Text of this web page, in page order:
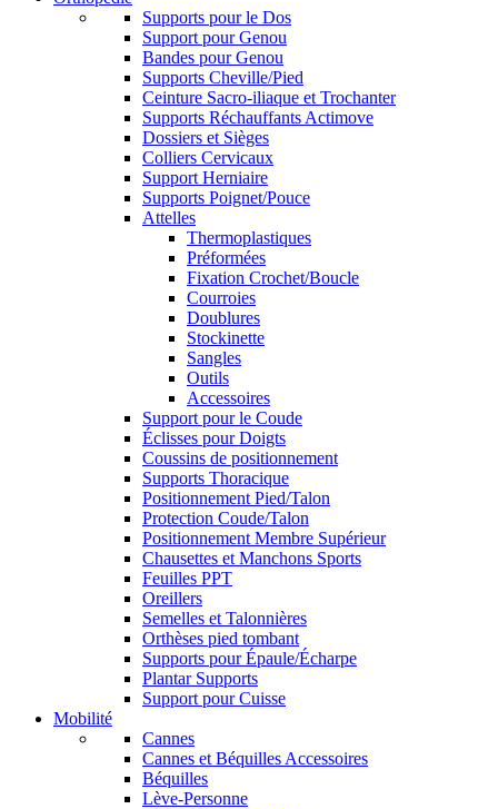
Supports pour le Dos
Support pour Genou
Bandes pour Genou
Supports Cheville/Pied
Ceinture Sacro-iliaque et Trochanter
Supports Réchauffants Actimove
Dossiers et Sièges
Colliers Cervicaux
Support Herniaire
Supports Poignet/Pouce
Attelles
Thermoplastiques
Préformées
Fixation Crochet/Boucle
Courroies
Doublures
Stockinette
Sangles
Outils
Accessoires
Support pour le Coude
Éclisses pour Doigts
Coussins de positionnement
Supports Thoracique
Positionnement Pied/Talon
Protection Coude/Talon
Positionnement Membre Supérieur
Chausettes et Manchons Sports
Feuilles PPT
Oreillers
Semelles et Talonnières
Orthèses pied tombant
Supports pour Épaule/Écharpe
Plantar Supports
Support pour Cuisse
Mobilité
Cannes
Cannes et Béquilles Accessoires
Béquilles
Lève-Personne